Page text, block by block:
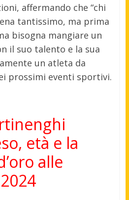
affermando che “chi
tantissimo, ma prima
bisogna mangiare un
il suo talento e la sua
un atleta da
prossimi eventi sportivi.
età e la
alle